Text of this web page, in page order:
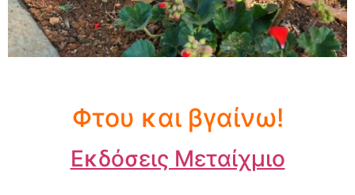
Φτου και βγαίνω!
Εκδόσεις Μεταίχμιο